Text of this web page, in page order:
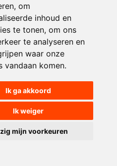
om
inhoud en
te tonen, om ons
te analyseren en
waar onze
vandaan komen.
Ik ga akkoord
Ik weiger
mijn voorkeuren
rendier